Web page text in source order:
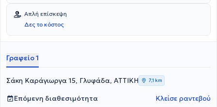
Απλή επίσκεψη
Δες το κόστος
Γραφείο 1
Σάκη Καράγιωργα 15, Γλυφάδα, ΑΤΤΙΚΗ 7,1 km
Επόμενη διαθεσιμότητα Κλείσε ραντεβού